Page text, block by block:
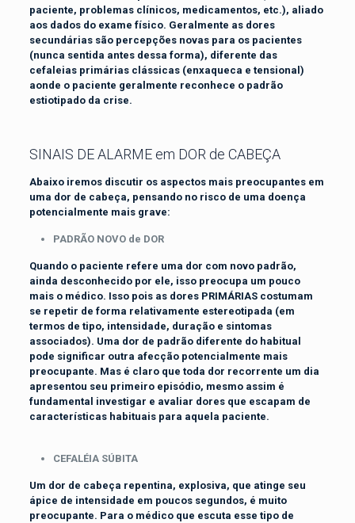
paciente, problemas clínicos, medicamentos, etc.), aliado
aos dados do exame físico. Geralmente as dores
secundárias são percepções novas para os pacientes
(nunca sentida antes dessa forma), diferente das
cefaleias primárias clássicas (enxaqueca e tensional)
aonde o paciente geralmente reconhece o padrão
estiotipado da crise.
SINAIS DE ALARME em DOR de CABEÇA
Abaixo iremos discutir os aspectos mais preocupantes em
uma dor de cabeça, pensando no risco de uma doença
potencialmente mais grave:
PADRÃO NOVO de DOR
Quando o paciente refere uma dor com novo padrão,
ainda desconhecido por ele, isso preocupa um pouco
mais o médico. Isso pois as dores PRIMÁRIAS costumam
se repetir de forma relativamente estereotipada (em
termos de tipo, intensidade, duração e sintomas
associados). Uma dor de padrão diferente do habitual
pode significar outra afecção potencialmente mais
preocupante. Mas é claro que toda dor recorrente um dia
apresentou seu primeiro episódio, mesmo assim é
fundamental investigar e avaliar dores que escapam de
características habituais para aquela paciente.
CEFALÉIA SÚBITA
Um dor de cabeça repentina, explosiva, que atinge seu
ápice de intensidade em poucos segundos, é muito
preocupante. Para o médico que escuta esse tipo de